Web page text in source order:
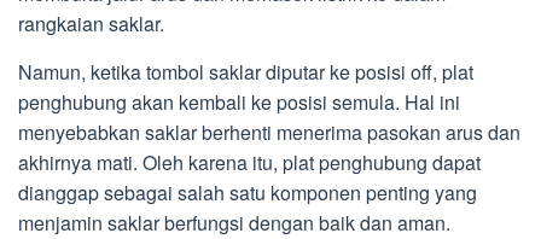
rangkaian saklar.
Namun, ketika tombol saklar diputar ke posisi off, plat
penghubung akan kembali ke posisi semula. Hal ini
menyebabkan saklar berhenti menerima pasokan arus dan
akhirnya mati. Oleh karena itu, plat penghubung dapat
dianggap sebagai salah satu komponen penting yang
menjamin saklar berfungsi dengan baik dan aman.